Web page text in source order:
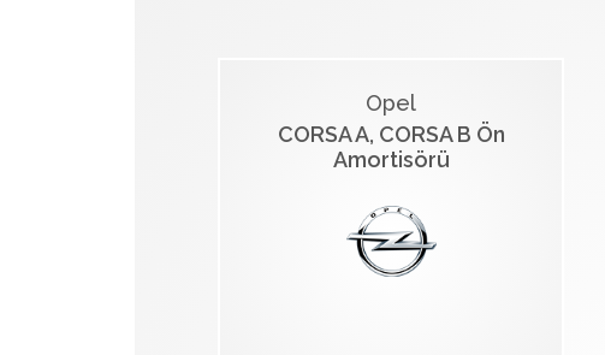
Opel
CORSA A, CORSA B Ön
Amortisörü